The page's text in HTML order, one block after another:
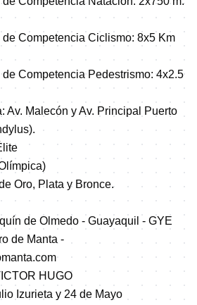
Competencia Ciclismo: 8x5 Km
Competencia Pedestrismo: 4x2.5
Av. Malecón y Av. Principal Puerto
Oro, Plata y Bronce.
de Olmedo - Guayaquil - GYE
de Manta -
HUGO
Izurieta y 24 de Mayo